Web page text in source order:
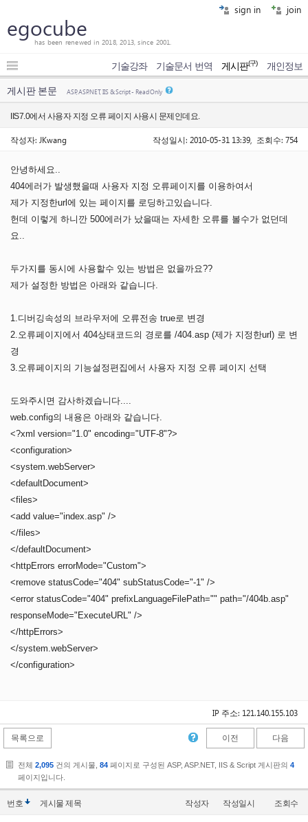
sign in join
egocube
has been renewed in 2018, 2013, since 2001.
기술강좌 기술문서 번역 게시판(구) 개인정보
게시판 본문 ASP, ASP.NET, IIS & Script - Read Only
IIS7.0에서 사용자 지정 오류 페이지 사용시 문제인데요.
작성자: JKwang 작성일시: 2010-05-31 13:39, 조회수: 754
안녕하세요..
404에러가 발생했을때 사용자 지정 오류페이지를 이용하여서
제가 지정한url에 있는 페이지를 로딩하고있습니다.
헌데 이렇게 하니깐 500에러가 났을때는 자세한 오류를 볼수가 없던데
요..
두가지를 동시에 사용할수 있는 방법은 없을까요??
제가 설정한 방법은 아래와 같습니다.
1.디버깅속성의 브라우저에 오류전송 true로 변경
2.오류페이지에서 404상태코드의 경로를 /404.asp (제가 지정한url) 로 변
경
3.오류페이지의 기능설정편집에서 사용자 지정 오류 페이지 선택
도와주시면 감사하겠습니다....
web.config의 내용은 아래와 같습니다.
<?xml version="1.0" encoding="UTF-8"?>
<configuration>
<system.webServer>
<defaultDocument>
<files>
<add value="index.asp" />
</files>
</defaultDocument>
<httpErrors errorMode="Custom">
<remove statusCode="404" subStatusCode="-1" />
<error statusCode="404" prefixLanguageFilePath="" path="/404b.asp"
responseMode="ExecuteURL" />
</httpErrors>
</system.webServer>
</configuration>
IP 주소: 121.140.155.103
목록으로 이전 다음
전체 2,095 건의 게시물, 84 페이지로 구성된 ASP, ASP.NET, IIS & Script 게시판의 4
페이지입니다.
번호 게시물제목 작성자 작성일시 조회수